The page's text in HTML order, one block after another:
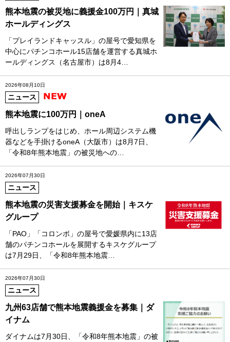
熊本地震の被災地に義援金100万円｜真城
ホールディングス
「プレイランドキャッスル」の屋号で愛知県を
中心にパチンコホール15店舗を運営する真城ホ
ールディングス（名古屋市）は8月4…
2026年08月10日
ニュース
熊本地震に100万円｜oneA
呼出しランプをはじめ、ホール周辺システム機
器などを手掛けるoneA（大阪市）は8月7日、
「令和8年熊本地震」の被災地への…
2026年07月30日
ニュース
熊本地震の災害支援募金を開始｜キスケ
グループ
「PAO」「コロンボ」の屋号で愛媛県内に13店
舗のパチンコホールを展開するキスケグループ
は7月29日、「令和8年熊本地震…
2026年07月30日
ニュース
九州63店舗で熊本地震義援金を募集｜ダ
イナム
ダイナムは7月30日、「令和8年熊本地震」の被